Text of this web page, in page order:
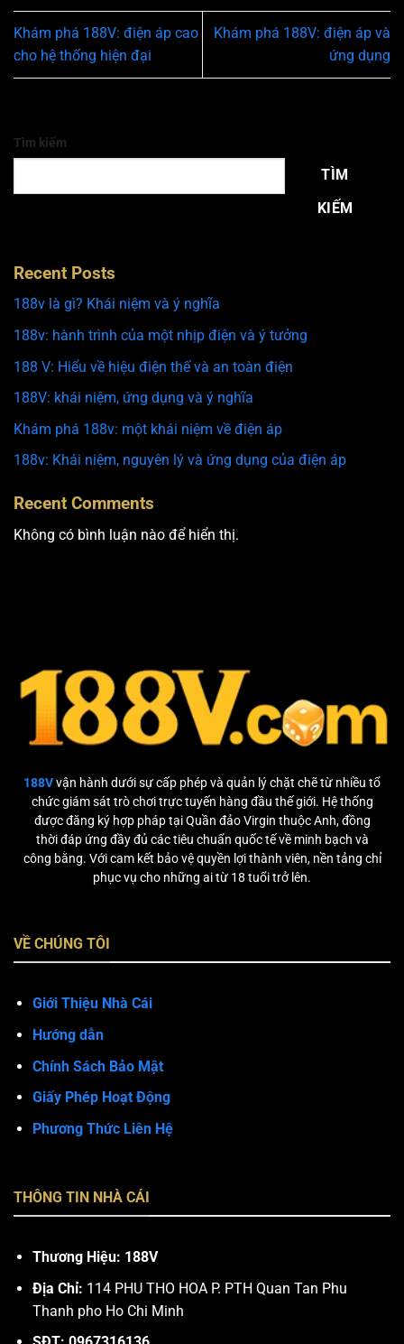
Khám phá 188V: điện áp cao
cho hệ thống hiện đại
Khám phá 188V: điện áp và
ứng dụng
Tìm kiếm
TÌM
KIẾM
Recent Posts
188v là gì? Khái niệm và ý nghĩa
188v: hành trình của một nhịp điện và ý tưởng
188 V: Hiểu về hiệu điện thế và an toàn điện
188V: khái niệm, ứng dụng và ý nghĩa
Khám phá 188v: một khái niệm về điện áp
188v: Khái niệm, nguyên lý và ứng dụng của điện áp
Recent Comments
Không có bình luận nào để hiển thị.
188Vvận hành dưới sự cấp phép và quản lý chặt chẽ từ nhiều tổ
chức giám sát trò chơi trực tuyến hàng đầu thế giới. Hệ thống
được đăng ký hợp pháp tại Quần đảo Virgin thuộc Anh, đồng
thời đáp ứng đầy đủ các tiêu chuẩn quốc tế về minh bạch và
công bằng. Với cam kết bảo vệ quyền lợi thành viên, nền tảng chỉ
phục vụ cho những ai từ 18 tuổi trở lên.
VỀ CHÚNG TÔI
Giới Thiệu Nhà Cái
Hướng dẫn
Chính Sách Bảo Mật
Giấy Phép Hoạt Động
Phương Thức Liên Hệ
THÔNG TIN NHÀ CÁI
Thương Hiệu: 188V
Địa Chỉ: 114 PHU THO HOA P. PTH Quan Tan Phu
Thanh pho Ho Chi Minh